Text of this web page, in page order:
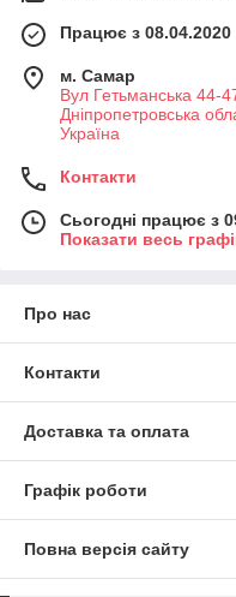
Працює з 08.04.2020
м. Самар
Вул Гетьманська 44-
Днiпропетровська
Україна
Контакти
Сьогодні працює з
Показати весь
Про нас
Контакти
Доставка та оплата
Графік роботи
Повна версія сайту